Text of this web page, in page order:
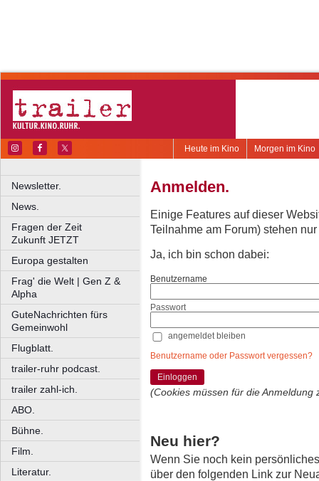
Morgen im Kino
Heute im Kino
Newsletter.
News.
Fragen der Zeit
Zukunft JETZT
Europa gestalten
Frag' die Welt | Gen Z &
Alpha
GuteNachrichten fürs
Gemeinwohl
Flugblatt.
trailer-ruhr podcast.
trailer zahl-ich.
ABO.
Bühne.
Film.
Literatur.
Anmelden.
Einige Features auf dieser
Teilnahme am Forum) stehen
Ja, ich bin schon dabei:
Benutzername
Passwort
angemeldet bleiben
Benutzername oder Passwort vergessen?
Einloggen
(Cookies müssen für die Anmeldung
Neu hier?
Wenn Sie noch kein
über den folgenden Link zur